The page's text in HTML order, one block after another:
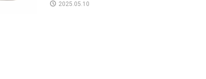
2025.05.10